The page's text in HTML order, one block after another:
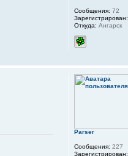
Сообщения: 72
Зарегистрирован:
Откуда: Ангарск
Parser
Сообщения: 227
Зарегистрирован: